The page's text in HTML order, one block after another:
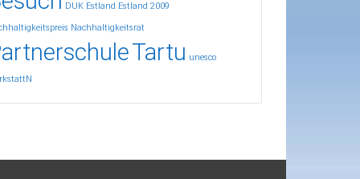
DUK Estland Estland 2009
Nachhaltigkeitsrat
Tartu unesco